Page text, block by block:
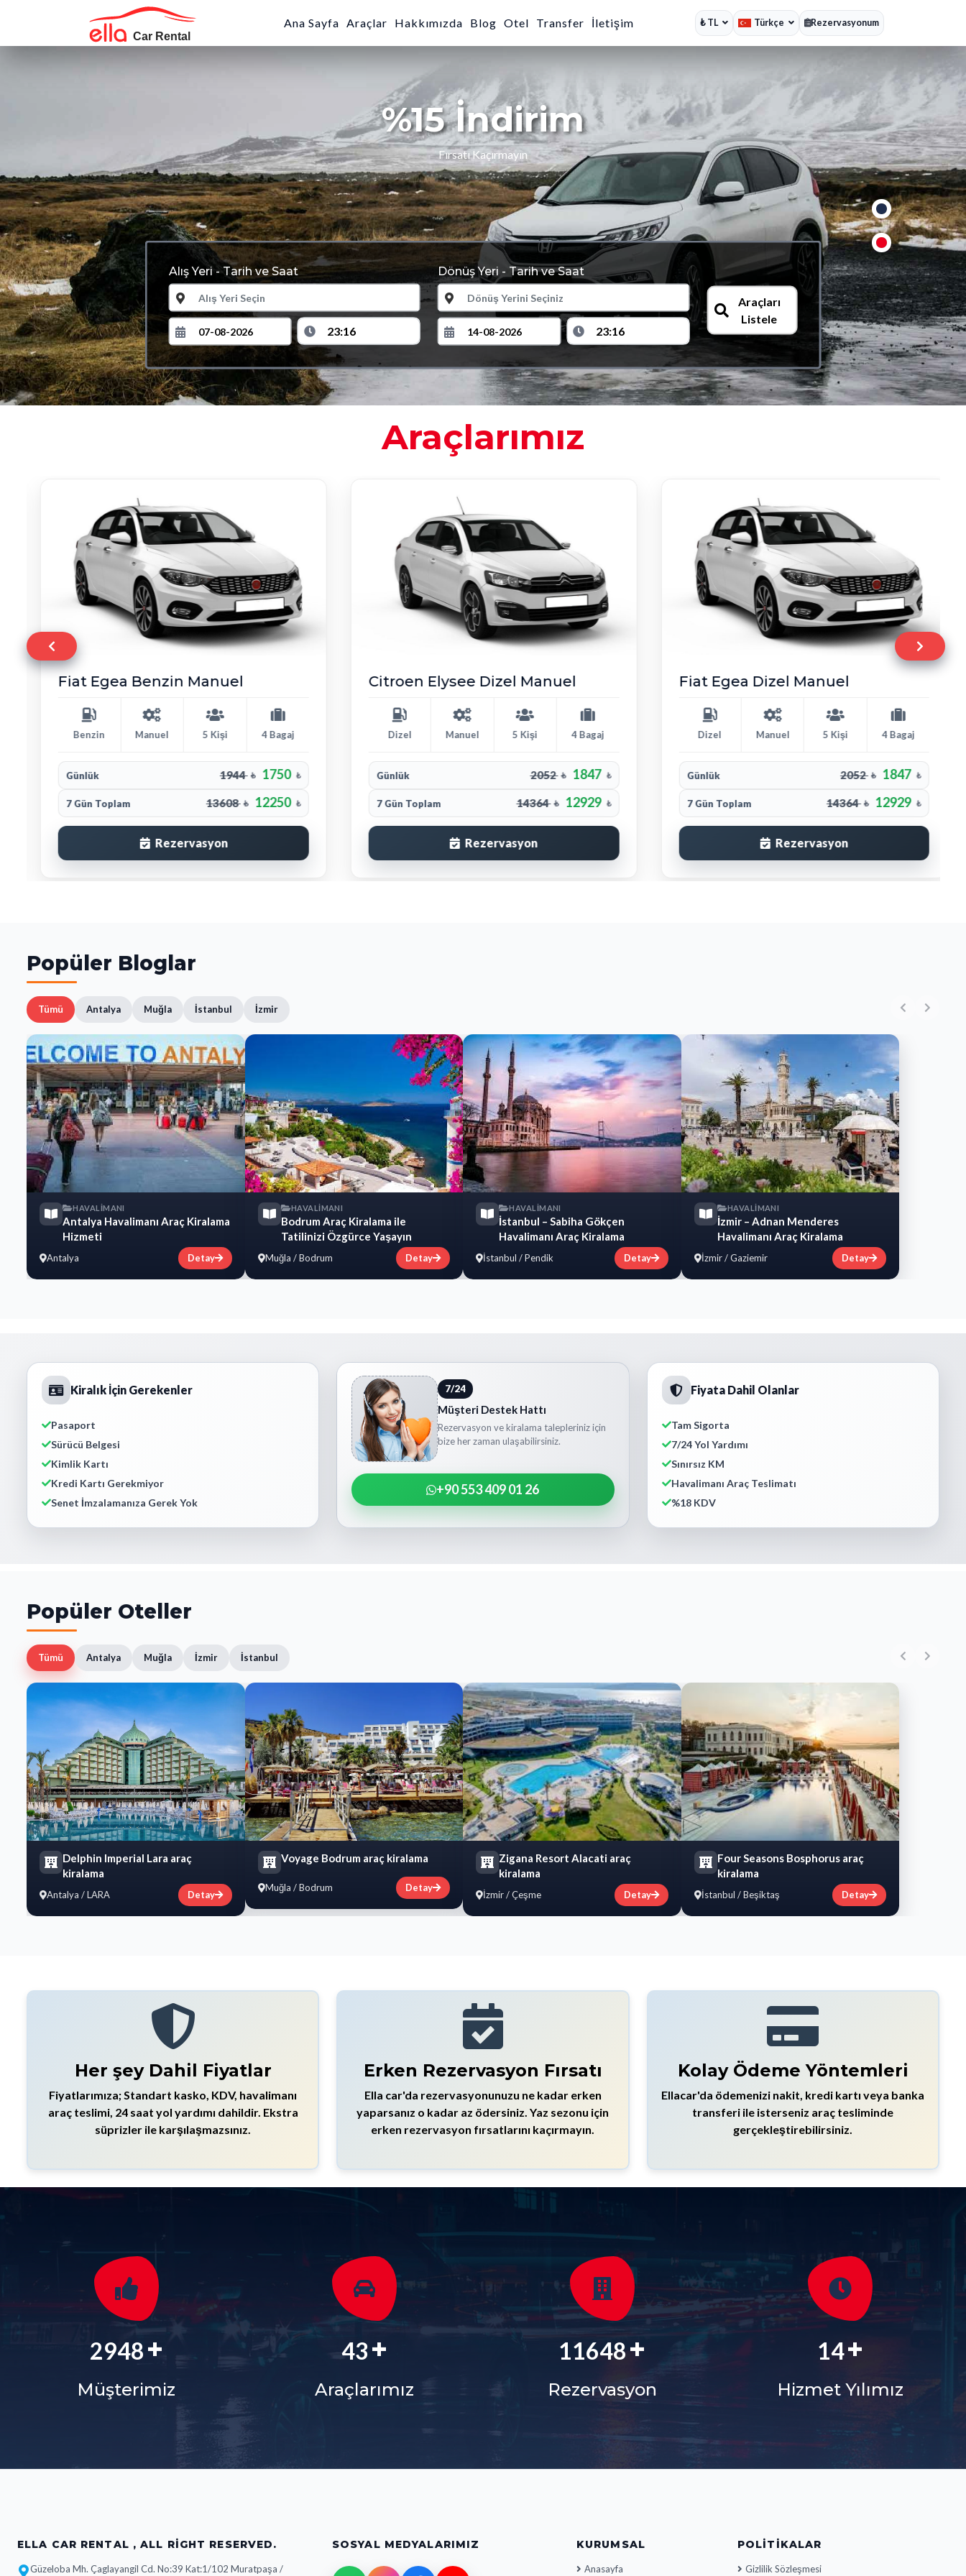
Ana Sayfa Araçlar Hakkımızda Blog Otel Transfer İletişim ₺ TL Türkçe Rezervasyonum
Alış Yeri - Tarih ve Saat Dönüş Yeri - Tarih ve Saat
Araçları
Listele
Araçlarımız
Fiat Egea Benzin Manuel
Benzin Manuel 5 Kişi 4 Bagaj
Günlük 1944 ₺ 1750 ₺
7 Gün Toplam 13608 ₺ 12250 ₺
Rezervasyon
Citroen Elysee Dizel Manuel
Dizel Manuel 5 Kişi 4 Bagaj
Günlük 2052 ₺ 1847 ₺
7 Gün Toplam 14364 ₺ 12929 ₺
Rezervasyon
Fiat Egea Dizel Manuel
Dizel Manuel 5 Kişi 4 Bagaj
Günlük 2052 ₺ 1847 ₺
7 Gün Toplam 14364 ₺ 12929 ₺
Rezervasyon
Popüler Bloglar
Tümü Antalya Muğla İstanbul İzmir
HAVALİMANI
Antalya Havalimanı Araç Kiralama
Hizmeti
Antalya Detay
HAVALİMANI
Bodrum Araç Kiralama ile
Tatilinizi Özgürce Yaşayın
Muğla / Bodrum Detay
HAVALİMANI
İstanbul – Sabiha Gökçen
Havalimanı Araç Kiralama
İstanbul / Pendik Detay
HAVALİMANI
İzmir – Adnan Menderes
Havalimanı Araç Kiralama
İzmir / Gaziemir Detay
Kiralık İçin Gerekenler
Pasaport
Sürücü Belgesi
Kimlik Kartı
Kredi Kartı Gerekmiyor
Senet İmzalamanıza Gerek Yok
7/24
Müşteri Destek Hattı
Rezervasyon ve kiralama talepleriniz için
bize her zaman ulaşabilirsiniz.
+90 553 409 01 26
Fiyata Dahil Olanlar
Tam Sigorta
7/24 Yol Yardımı
Sınırsız KM
Havalimanı Araç Teslimatı
%18 KDV
Popüler Oteller
Tümü Antalya Muğla İzmir İstanbul
Delphin Imperial Lara araç
kiralama
Antalya / LARA Detay
​Voyage Bodrum araç kiralama
Muğla / Bodrum Detay
Zigana Resort Alacati araç
kiralama
İzmir / Çeşme Detay
Four Seasons Bosphorus araç
kiralama
İstanbul / Beşiktaş Detay
Her şey Dahil Fiyatlar
Fiyatlarımıza; Standart kasko, KDV, havalimanı
araç teslimi, 24 saat yol yardımı dahildir. Ekstra
süprizler ile karşılaşmazsınız.
Erken Rezervasyon Fırsatı
Ella car'da rezervasyonunuzu ne kadar erken
yaparsanız o kadar az ödersiniz. Yaz sezonu için
erken rezervasyon fırsatlarını kaçırmayın.
Kolay Ödeme Yöntemleri
Ellacar'da ödemenizi nakit, kredi kartı veya banka
transferi ile isterseniz araç tesliminde
gerçekleştirebilirsiniz.
3829+
Müşterimiz
56+
Araçlarımız
15127+
Rezervasyon
18+
Hizmet Yılımız
ELLA CAR RENTAL , ALL RIGHT RESERVED.
Güzeloba Mh. Çaglayangil Cd. No:39 Kat:1/102 Muratpaşa /
SOSYAL MEDYALARIMIZ KURUMSAL
Anasayfa
POLITIKALAR
Gizlilik Sözleşmesi